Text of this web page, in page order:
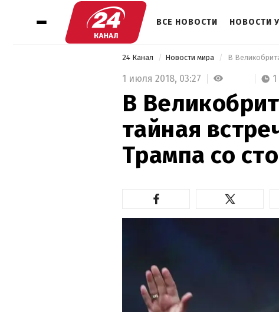
ВСЕ НОВОСТИ НОВОСТИ
24 Канал Новости мира
1 июля 2018, 03:27
В
тайная
Трампа со